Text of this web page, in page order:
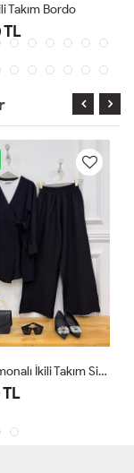
Takım Bordo
Bonita Kimonalı İkili Takım Siyah